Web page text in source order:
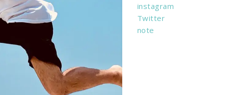
instagram
Twitter
note